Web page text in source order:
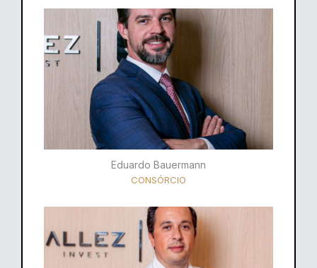
Eduardo Bauermann
CONSÓRCIO